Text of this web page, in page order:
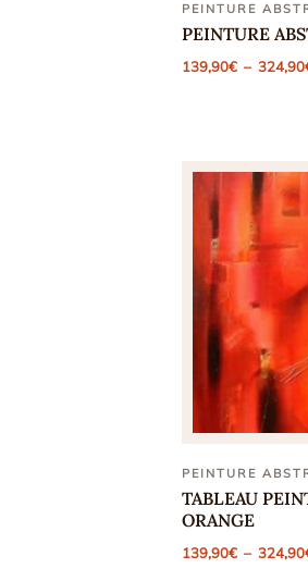
PEINTURE
PEINTURE
139,90€ – 324,90
PEINTURE
TABLEAU
ORANGE
139,90€ – 324,90